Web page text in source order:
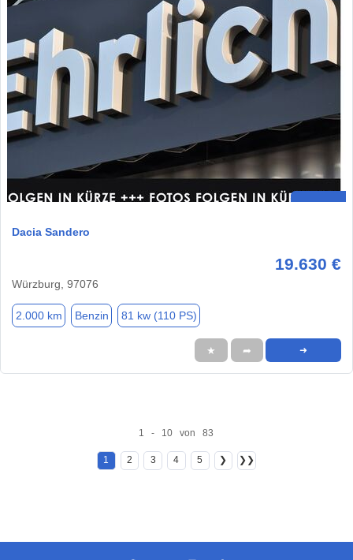
Dacia Sandero
19.630 €
Würzburg, 97076
2.000 km Benzin 81 kw (110 PS)
★ ➦ ➜
1 - 10 von 83
1 2 3 4 5 ❯ ❯❯